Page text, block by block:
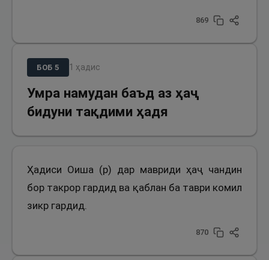
869
БОБ 5 1 ҳадис
Умра намудан баъд аз ҳаҷ
бидуни тақдими ҳадя
Ҳадиси Оиша (р) дар мавриди ҳаҷ чандин
бор такрор гардид ва қаблан ба таври комил
зикр гардид.
870